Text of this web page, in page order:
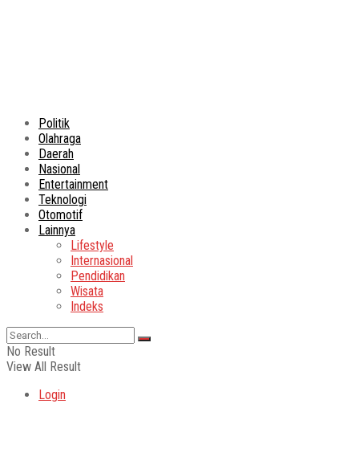
Politik
Olahraga
Daerah
Nasional
Entertainment
Teknologi
Otomotif
Lainnya
Lifestyle
Internasional
Pendidikan
Wisata
Indeks
No Result
View All Result
Login